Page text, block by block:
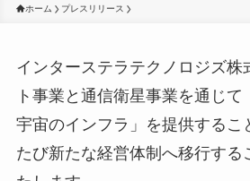
ホーム プレスリリース
インターステラテクノロジズ株
ト事業と通信衛星事業を通じて
宇宙のインフラ」を提供するこ
たび新たな経営体制へ移行する